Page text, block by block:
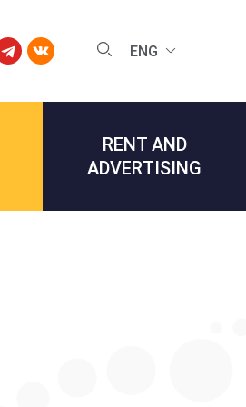
ENG
RENT AND
ADVERTISING